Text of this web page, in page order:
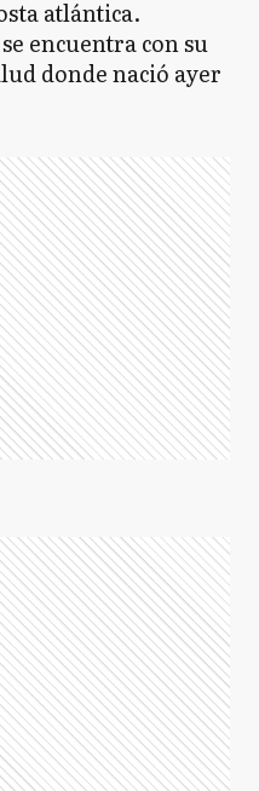
atlántica.
encuentra con su
donde nació ayer